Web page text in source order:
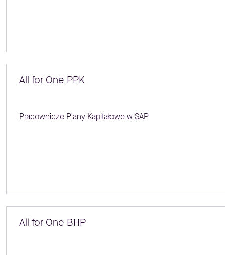
All for One PPK
Pracownicze Plany Kapitałowe w SAP
All for One BHP